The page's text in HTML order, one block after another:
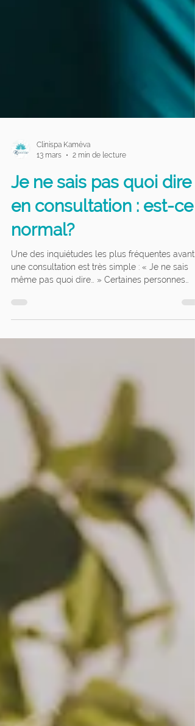
13 mars
2 min de lecture
Je ne sais pas quoi dire
en consultation : est-ce
normal?
Une des inquiétudes les plus fréquentes avant
même pas quoi dire… » Certaines personnes
bien défini.En réalité, ce n’est pas du tout
beaucoup de personnes commencent
simplement par dire : « Je ne sais pas trop par
où commencer. » Et c’est parfaitement normal.
La consultation n’est pas un examen